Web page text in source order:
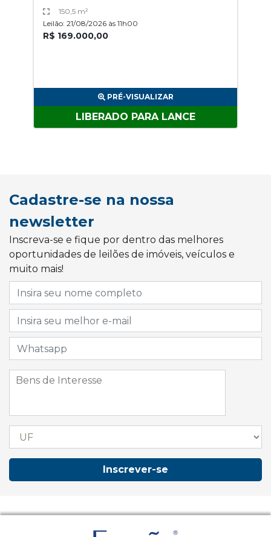
150,5 m²
Leilão: 21/08/2026 às 11h00
R$ 169.000,00
PRÉ-VISUALIZAR
LIBERADO PARA LANCE
Cadastre-se na nossa
newsletter
Inscreva-se e fique por dentro das melhores
oportunidades de leilões de imóveis, veículos e
muito mais!
Inscrever-se